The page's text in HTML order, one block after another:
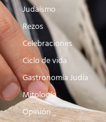
Judaísmo
Rezos
Celebraciones
Ciclo de vida
Gastronomía Judía
Mitología
Opinión